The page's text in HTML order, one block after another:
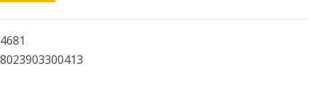
4681
8023903300413